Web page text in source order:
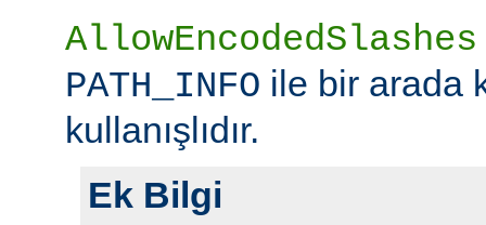
AllowEncodedSlashes
PATH_INFO ile bir arada
kullanışlıdır.
Ek Bilgi